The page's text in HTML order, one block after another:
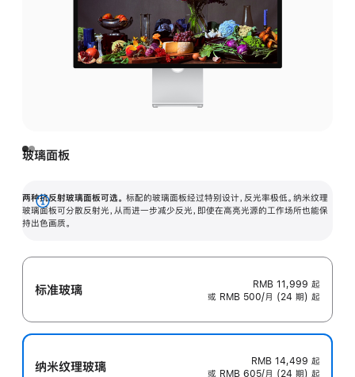
玻璃面板
两种抗反射玻璃面板可选。 标配的玻璃面板经过特别设计，反光率极低。纳米纹理
玻璃面板可分散反射光，从而进一步减少反光，即使在高亮光源的工作场所也能保
持出色画质。
展
开
标准玻璃 RMB 11,999 起
或 RMB 500/月 (24 期) 起
纳米纹理玻璃 RMB 14,499 起
或 RMB 605/月 (24 期) 起